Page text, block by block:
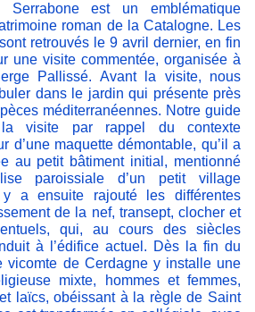
est un emblématique
roman de la Catalogne. Les
retrouvés le 9 avril dernier, en fin
une visite commentée, organisée à
Pallissé. Avant la visite, nous
dans le jardin qui présente près
méditerranéennes. Notre guide
visite par rappel du contexte
d’une maquette démontable, qu’il a
au petit bâtiment initial, mentionné
paroissiale d’un petit village
y a ensuite rajouté les différentes
de la nef, transept, clocher et
qui, au cours des siècles
à l’édifice actuel. Dès la fin du
vicomte de Cerdagne y installe une
mixte, hommes et femmes,
laïcs, obéissant à la règle de Saint